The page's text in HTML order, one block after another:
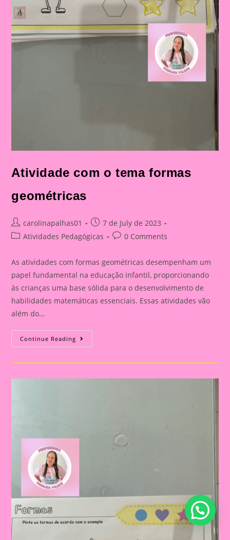
Atividade com o tema formas
geométricas
Post
author:
carolinapalhas01
Post
published:
7 de July de 2023
PostAtividades Pedagógicas
Post0 Comments
As atividades com formas geométricas desempenham um
papel fundamental na educação infantil, proporcionando
às crianças uma base sólida para o desenvolvimento de
habilidades matemáticas essenciais. Essas atividades vão
além do…
Continue Reading Atividade
Com